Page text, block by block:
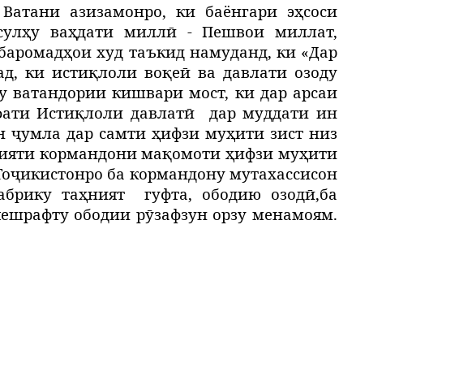
азизамонро, ки баёнгари эҳсоси
ваҳдати миллӣ - Пешвои миллат,
худ таъкид намуданд, ки «Дар
ки истиқлоли воқеӣ ва давлати озоду
ватандории кишвари мост, ки дар арсаи
Истиқлоли давлатӣ
дар муддати ин
ҷумла дар самти ҳифзи муҳити зист низ
кормандони мақомоти ҳифзи муҳити
ба кормандону мутахассисон
таҳният
гуфта, ободию озодӣ,ба
ободии рӯзафзун орзу менамоям.